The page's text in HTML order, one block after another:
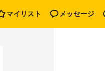
マイリスト メッセージ